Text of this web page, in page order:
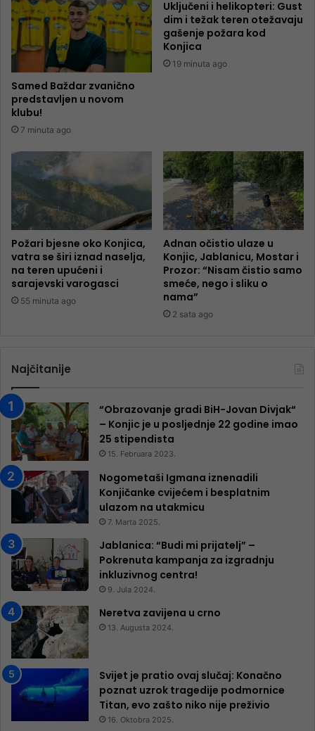
Samed Baždar zvanično
predstavljen u novom
klubu!
7 minuta ago
Uključeni i helikopteri: Gust
dim i težak teren otežavaju
gašenje požara kod
Konjica
19 minuta ago
Požari bjesne oko Konjica,
vatra se širi iznad naselja,
na teren upućeni i
sarajevski varogasci
55 minuta ago
Adnan očistio ulaze u
Konjic, Jablanicu, Mostar i
Prozor: “Nisam čistio samo
smeće, nego i sliku o
nama”
2 sata ago
Najčitanije
“Obrazovanje gradi BiH-Jovan Divjak“
– Konjic je u posljednje 22 godine imao
25 ​​stipendista
15. Februara 2023.
Nogometaši Igmana iznenadili
Konjičanke cvijećem i besplatnim
ulazom na utakmicu
7. Marta 2025.
Jablanica: “Budi mi prijatelj” –
Pokrenuta kampanja za izgradnju
inkluzivnog centra!
9. Jula 2024.
Neretva zavijena u crno
13. Augusta 2024.
Svijet je pratio ovaj slučaj: Konačno
poznat uzrok tragedije podmornice
Titan, evo zašto niko nije preživio
16. Oktobra 2025.